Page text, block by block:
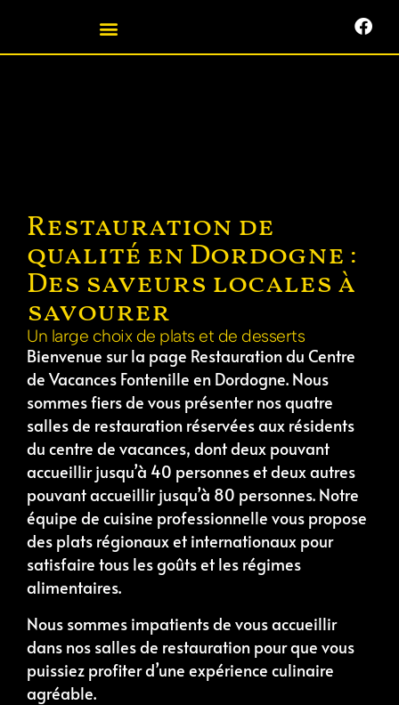
Restauration de
qualité en Dordogne :
Des saveurs locales à
savourer
Un large choix de plats et de desserts
Bienvenue sur la page Restauration du Centre
de Vacances Fontenille en Dordogne. Nous
sommes fiers de vous présenter nos quatre
salles de restauration réservées aux résidents
du centre de vacances, dont deux pouvant
accueillir jusqu’à 40 personnes et deux autres
pouvant accueillir jusqu’à 80 personnes. Notre
équipe de cuisine professionnelle vous propose
des plats régionaux et internationaux pour
satisfaire tous les goûts et les régimes
alimentaires.
Nous sommes impatients de vous accueillir
dans nos salles de restauration pour que vous
puissiez profiter d’une expérience culinaire
agréable.